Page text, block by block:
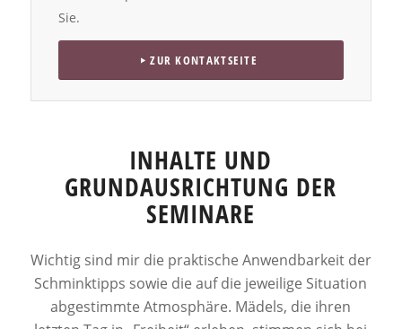
Sie.
ZUR KONTAKTSEITE
INHALTE UND
GRUNDAUSRICHTUNG DER
SEMINARE
Wichtig sind mir die praktische Anwendbarkeit der
Schminktipps sowie die auf die jeweilige Situation
abgestimmte Atmosphäre. Mädels, die ihren